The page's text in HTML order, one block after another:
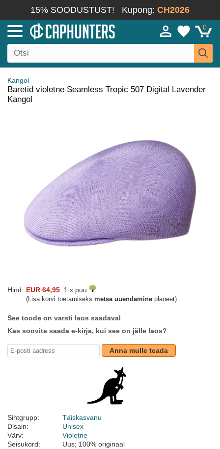
15% SOODUSTUST! Kupong: CH2026
0
Kangol
Baretid violetne Seamless Tropic 507 Digital Lavender
Kangol
Hind: EUR 64,95 1 x puu
(Lisa korvi toetamiseks metsa uuendamine planeet)
See toode on varsti laos saadaval
Kas soovite saada e-kirja, kui see on jälle laos?
Anna mulle teada
Sihtgrupp:
Täiskasvanu
Disain:
Unisex
Värv:
Violetne
Seisukord:
Uus; 100% originaal